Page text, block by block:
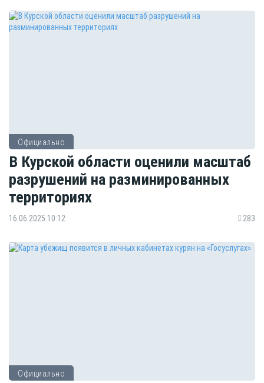
Официально
В Курской области оценили масштаб
разрушений на разминированных
территориях
16.06.2025 10:12 283
Официально